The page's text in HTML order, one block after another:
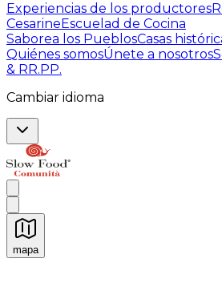
Experiencias de los productores
CesarineEscuelad de Cocina
Saborea los PueblosCasas
Quiénes somosÚnete a nosotros
& RR.PP.
Cambiar idioma
mapa
Experiencias culinarias